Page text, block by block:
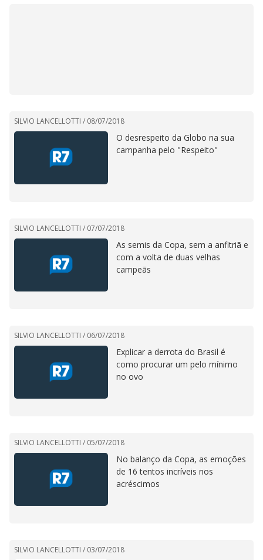
SILVIO LANCELLOTTI / 08/07/2018
O desrespeito da Globo na sua
campanha pelo "Respeito"
SILVIO LANCELLOTTI / 07/07/2018
As semis da Copa, sem a anfitriã e
com a volta de duas velhas
campeãs
SILVIO LANCELLOTTI / 06/07/2018
Explicar a derrota do Brasil é
como procurar um pelo mínimo
no ovo
SILVIO LANCELLOTTI / 05/07/2018
No balanço da Copa, as emoções
de 16 tentos incríveis nos
acréscimos
SILVIO LANCELLOTTI / 03/07/2018